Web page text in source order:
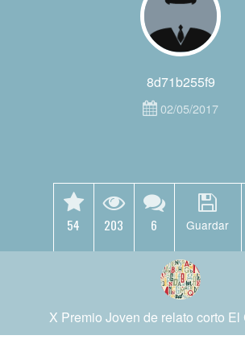
8d71b255f9
02/05/2017
54 203 6 Guardar
X Premio Joven de relato corto El